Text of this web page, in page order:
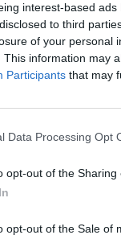
interest-based
to third
of your personal
This information may
Participants that may
Data Processing Opt
opt-out of the Sharing
opt-out of the Sale of
για τα
αξιολογούνται